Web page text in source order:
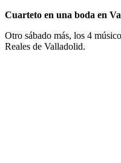
Cuarteto en una boda en
Otro sábado más, los 4
Reales de Valladolid.